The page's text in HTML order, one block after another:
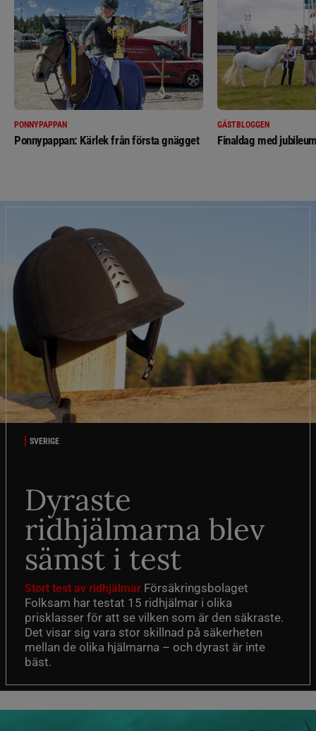
PONNYPAPPAN
Ponnypappan: Kärlek från första gnägget
GÄSTBLOGGEN
Finaldag med
SVERIGE
Dyraste
ridhjälmarna blev
sämst i test
Stort test av ridhjälmar Försäkringsbolaget
Folksam har testat 15 ridhjälmar i olika
prisklasser för att se vilken som är den säkraste.
Det visar sig vara stor skillnad på säkerheten
mellan de olika hjälmarna – och dyrast är inte
bäst.